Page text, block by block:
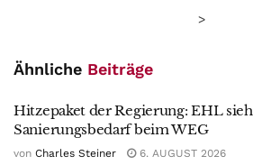
>
Ähnliche Beiträge
Hitzepaket der Regierung: EHL
Sanierungsbedarf beim WEG
von Charles Steiner 6. AUGUST 2026